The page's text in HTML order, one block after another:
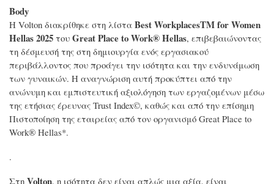
Body
Η Volton διακρίθηκε στη λίστα Best WorkplacesTM for Women
Hellas 2025 του Great Place to Work® Hellas, επιβεβαιώνοντας
τη δέσμευσή της στη δημιουργία ενός εργασιακού
περιβάλλοντος που προάγει την ισότητα και την ενδυνάμωση
των γυναικών. Η αναγνώριση αυτή προκύπτει από την
ανώνυμη και εμπιστευτική αξιολόγηση των εργαζομένων μέσω
της ετήσιας έρευνας Trust Index©, καθώς και από την επίσημη
Πιστοποίηση της εταιρείας από τον οργανισμό Great Place to
Work® Hellas*.
.
Στη Volton, η ισότητα δεν είναι απλώς μια αξία, είναι